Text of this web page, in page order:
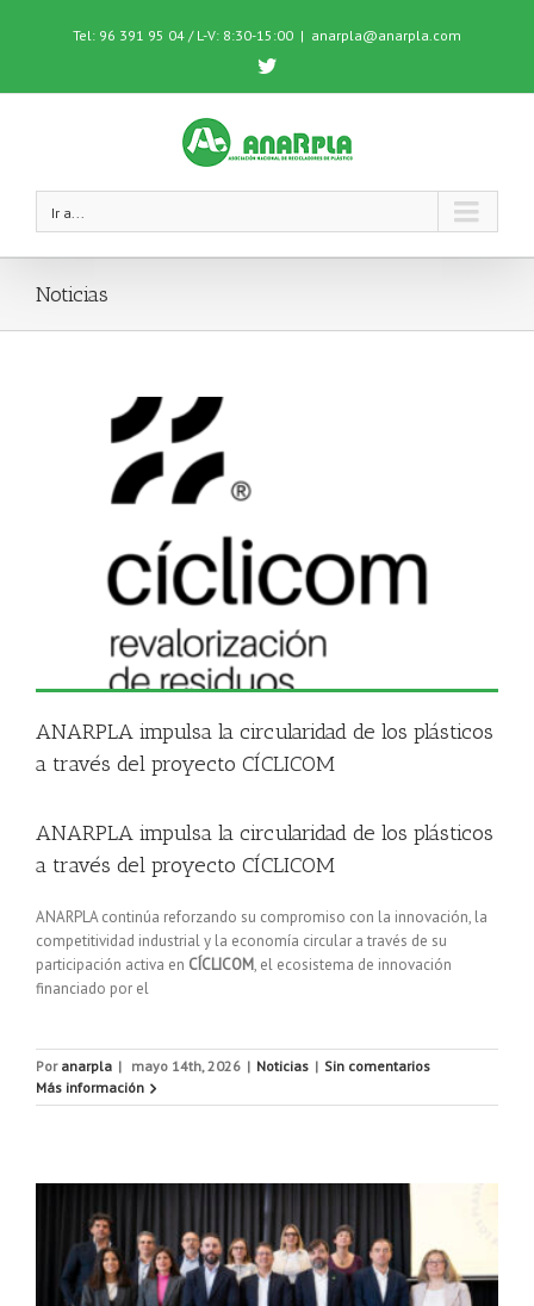
Tel: 96 391 95 04 / L-V: 8:30-15:00 | anarpla@anarpla.com
Twitter
Ir a...
Noticias
ANARPLA impulsa la circularidad de los plásticos
a través del proyecto CÍCLICOM
ANARPLA impulsa la circularidad de los plásticos
a través del proyecto CÍCLICOM
ANARPLAcontinúa reforzando su compromiso con la innovación, la
competitividad industrial y la economía circular a través de su
participación activa en CÍCLICOM, el ecosistema de innovación
financiado por el
Por anarpla | mayo 14th, 2026 | Noticias | Sin comentarios
Más información